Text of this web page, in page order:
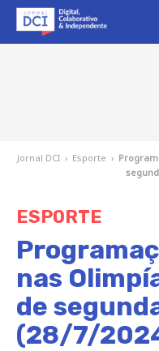
Jornal DCI › Esporte ›
ESPORTE
nas
de
(28/7/